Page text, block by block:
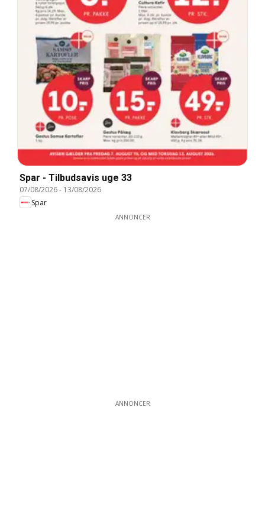
Spar - Tilbudsavis uge 33
07/08/2026- 13/08/2026
Spar
ANNONCER
ANNONCER